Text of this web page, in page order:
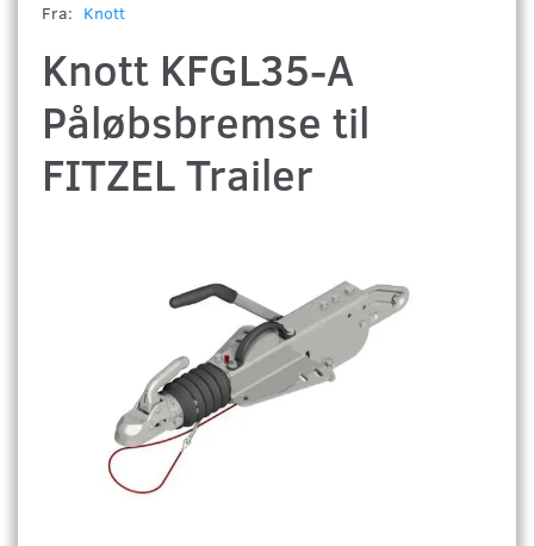
Fra: Knott
Knott KFGL35-A
Påløbsbremse til
FITZEL Trailer